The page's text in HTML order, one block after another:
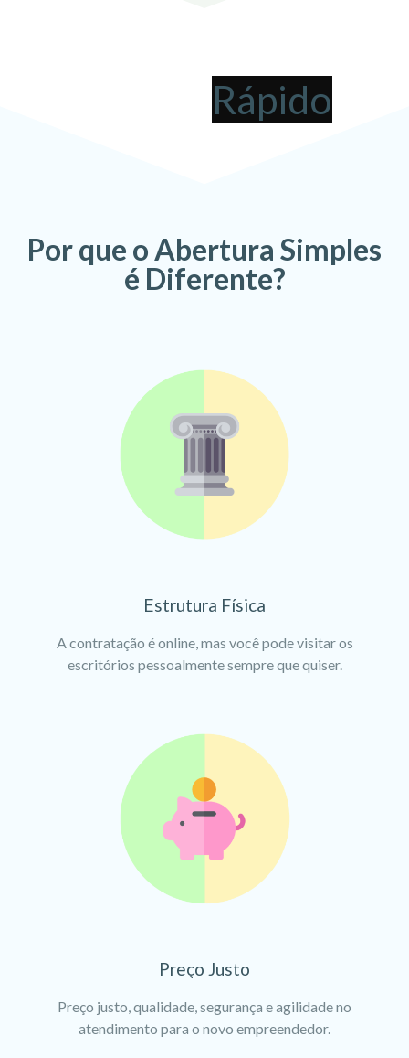
pode ser !
Por que o Abertura Simples
é Diferente?
Estrutura Física
A contratação é online, mas você pode visitar os
escritórios pessoalmente sempre que quiser.
Preço Justo
Preço justo, qualidade, segurança e agilidade no
atendimento para o novo empreendedor.